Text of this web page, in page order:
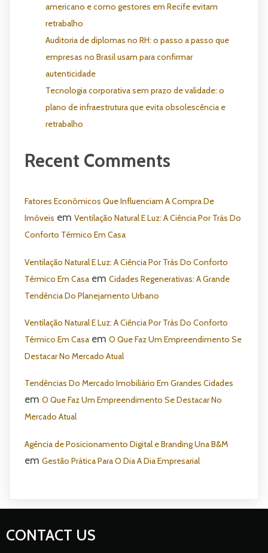
americano e como gestores em Recife evitam
retrabalho
Auditoria de diplomas no RH: o passo a passo que
empresas no Brasil usam para confirmar
autenticidade
Tecnologia corporativa sem prazo de validade: o
plano de infraestrutura que evita obsolescência e
retrabalho
Recent Comments
Fatores Econômicos Que Influenciam A Compra De
Imóveis em Ventilação Natural E Luz: A Ciência Por Trás Do
Conforto Térmico Em Casa
Ventilação Natural E Luz: A Ciência Por Trás Do Conforto
Térmico Em Casa em Cidades Regenerativas: A Grande
Tendência Do Planejamento Urbano
Ventilação Natural E Luz: A Ciência Por Trás Do Conforto
Térmico Em Casa em O Que Faz Um Empreendimento Se
Destacar No Mercado Atual
Tendências Do Mercado Imobiliário Em Grandes Cidades
em O Que Faz Um Empreendimento Se Destacar No
Mercado Atual
Agência de Posicionamento Digital e Branding Una B&M
em Gestão Prática Para O Dia A Dia Empresarial
CONTACT US